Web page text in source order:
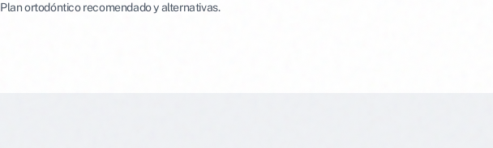
Plan ortodóntico recomendado y alternativas.